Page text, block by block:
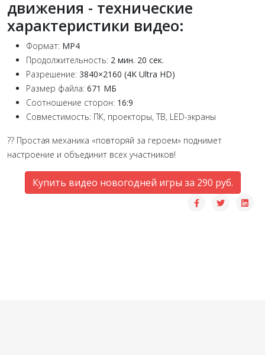
движения - технические
характеристики видео:
Формат: MP4
Продолжительность: 2 мин. 20 сек.
Разрешение: 3840×2160 (4K Ultra HD)
Размер файла: 671 МБ
Соотношение сторон: 16:9
Совместимость: ПК, проекторы, ТВ, LED-экраны
?? Простая механика «повторяй за героем» поднимет
настроение и объединит всех участников!
Купить видео новогодней игры за 290 руб.